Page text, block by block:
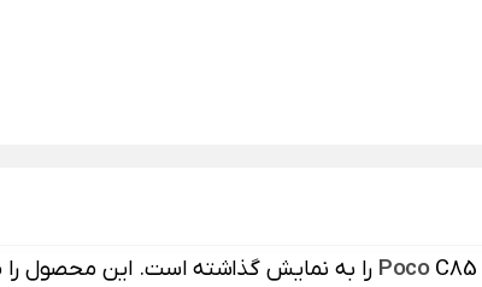
Poco C85 را به نمایش گذاشته است. این محصول را می‌توان نسخه به‌روزشده